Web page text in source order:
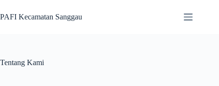
to
content
PAFI Kecamatan Sanggau
Tentang Kami